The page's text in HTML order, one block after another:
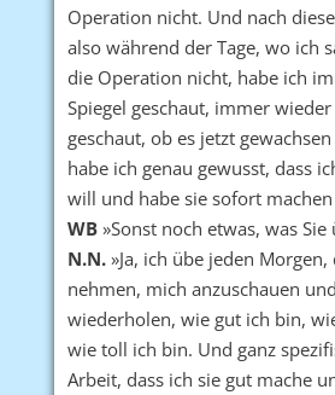
Operation nicht. Und nach
also während der Tage, wo ich
die Operation nicht, habe ich
Spiegel geschaut, immer
geschaut, ob es jetzt
habe ich genau gewusst, dass
will und habe sie sofort machen
WB»Sonst noch etwas, was Sie
N.N.»Ja, ich übe jeden Morgen,
nehmen, mich anzuschauen
wiederholen, wie gut ich bin,
wie toll ich bin. Und ganz
Arbeit, dass ich sie gut mache